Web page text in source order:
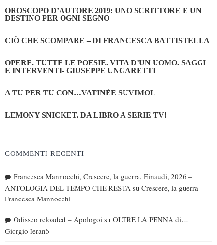
Marketing
OROSCOPO D’AUTORE 2019: UNO SCRITTORE E UN
DESTINO PER OGNI SEGNO
CIÒ CHE SCOMPARE – DI FRANCESCA BATTISTELLA
OPERE. TUTTE LE POESIE. VITA D’UN UOMO. SAGGI
E INTERVENTI- GIUSEPPE UNGARETTI
A TU PER TU CON…VATINÈE SUVIMOL
LEMONY SNICKET, DA LIBRO A SERIE TV!
COMMENTI RECENTI
Francesca Mannocchi, Crescere, la guerra, Einaudi, 2026 –
ANTOLOGIA DEL TEMPO CHE RESTA su Crescere, la guerra –
Francesca Mannocchi
Odisseo reloaded – Apologoi su OLTRE LA PENNA di…
Giorgio Ieranò